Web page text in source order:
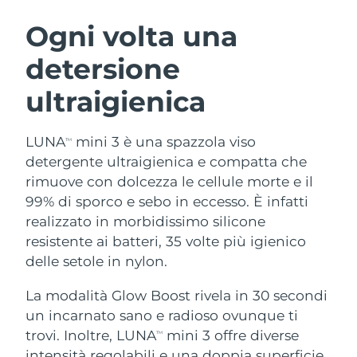
Ogni volta una
detersione
ultraigienica
LUNATM
mini 3 è una spazzola viso
detergente ultraigienica e compatta che
rimuove con dolcezza le cellule morte e il
99% di sporco e sebo in eccesso. È infatti
realizzato in morbidissimo silicone
resistente ai batteri, 35 volte più igienico
delle setole in nylon.
La modalità Glow Boost rivela in 30 secondi
un incarnato sano e radioso ovunque ti
trovi. Inoltre, LUNATM
mini 3 offre diverse
Detersione viso
Anti-aging massage
LUNA™ 4 Plus
Massage, LED heating
For men, anti-aging massage
Lifting viso
Microcurrent toning
BEAR™ 2 go
Microcurrent toning on-the-go
Microcurrent line smoothing device
Idratazione
UFO™ 3 pacchetto
Deep facial hydration
UFO™ 3 LED
Near-infrared and red light therapy
device
Igiene orale
issa™ 4
Hybrid silicone sonic toothbrush
issa™ 4 plus
Smart hybrid silicone sonic toothbrush
TRATTAMENTI ANTI-AGE FAQ™
Anti-age Trattamenti LED
Austria
Bahrein
Belgio Consegna stimata
Bermuda Consegna stimata
Bosnia ed
Erzegovina
Consegna stimata 8/14/26
Brunei Consegna stimata
Bulgaria
Canada Consegna stimata8/15/26
Cile Consegna stimata8/15/26